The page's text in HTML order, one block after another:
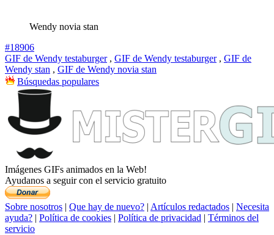
Wendy novia stan
#18906
GIF de Wendy testaburger, GIF de Wendy testaburger, GIF de
Wendy stan , GIF de Wendy novia stan
Búsquedas populares
Imágenes GIFs animados en la Web!
Ayudanos a seguir con el servicio gratuito
Sobre nosotros | Que hay de nuevo? | Artículos redactados | Necesita
ayuda? | Política de cookies | Política de privacidad | Términos del
servicio